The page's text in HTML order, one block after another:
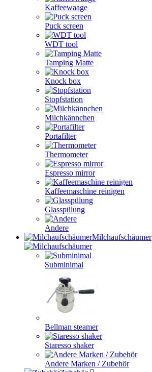
Kaffeewaage
Puck screen
WDT tool
Tamping Matte
Knock box
Stopfstation
Milchkännchen
Portafilter
Thermometer
Espresso mirror
Kaffeemaschine reinigen
Glasspülung
Andere
Milchaufschäumer
Subminimal
Bellman steamer
Staresso shaker
Andere Marken / Zubehör